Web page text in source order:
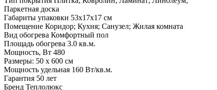
Паркетная доска
Габариты упаковки 53х17х17 см
Помещение Коридор; Кухня; Санузел; Жилая комната
Вид обогрева Комфортный пол
Площадь обогрева 3.0 кв.м.
Мощность, Вт 480
Размеры: 50 х 600 см
Мощность удельная 160 Вт/кв.м.
Гарантия 50 лет
Бренд Теплолюкс